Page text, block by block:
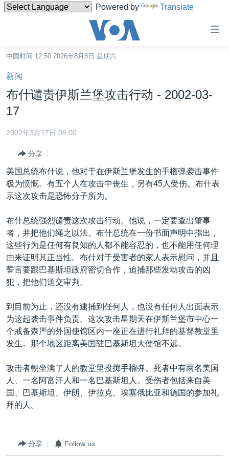
Powered by Translate
碍
链
接
转
内
转
到
导
跳
转
到
检
索
中国
国际
最新国际新闻
印太
欧洲
非洲
美洲
全球议题
分类新闻
经济·金融·贸易
人权·法律·宗教
科教·文娱·体健
军事
劳工
环境
美中关系
热点专题
白宫要闻
国会报道
美中关系
美国建国250周年
埃博拉疫情
美国之音专访
重要讲话与声明
台海两岸关系
南中国海争端
关注西藏
VOA视频
VOA今日焦点
中文广播
其他语言网站
中国时间 12:50 2026年8月8日 星期六
新闻
布什谴责伊斯兰堡攻击行动 - 2002-03-
17
2002年3月17日 08:00
分享
美国总统布什说，他对于在伊斯兰堡发生的手榴弹袭击事件
极为愤慨。有五个人在攻击中丧生，另有45人受伤。布什表
示这次攻击是恐怖分子所为。
布什总统强烈谴责这次攻击行动。他说，一定要查出肇事
者，并把他们绳之以法。布什总统在一份书面声明中指出，
这些行为是任何有良知的人都不能容忍的，也不能用任何理
由来证明其正当性。布什对于受害者的家人表示慰问，并且
誓言要跟巴基斯坦政府密切合作，追捕那些发动攻击的凶
犯，把他们送交审判。
到目前为止，还没有逮捕到任何人，也没有任何人出面表示
为这起袭击事件负责。这次攻击星期天在伊斯兰堡市中心一
个戒备森严的外国使馆区内一座正在进行礼拜的基督教堂里
发生。那个地区距离美国驻巴基斯坦大使馆不远。
攻击者朝坐满了人的教堂里投掷手榴弹。死者中有两名美国
人、一名阿富汗人和一名巴基斯坦人。受伤者包括来自美
国、巴基斯坦、伊朗、伊拉克、埃塞俄比亚和德国的参加礼
拜的人。
分享 Follow us